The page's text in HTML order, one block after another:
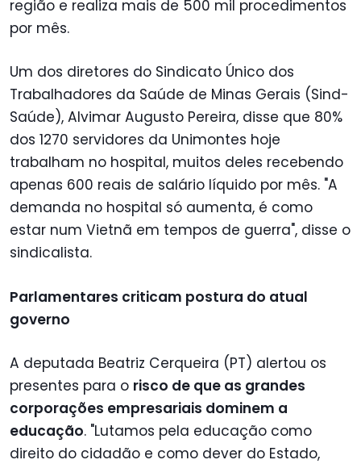
região e realiza mais de 500 mil procedimentos
por mês.
Um dos diretores do Sindicato Único dos
Trabalhadores da Saúde de Minas Gerais (Sind-
Saúde), Alvimar Augusto Pereira, disse que 80%
dos 1270 servidores da Unimontes hoje
trabalham no hospital, muitos deles recebendo
apenas 600 reais de salário líquido por mês. "A
demanda no hospital só aumenta, é como
estar num Vietnã em tempos de guerra", disse o
sindicalista.
Parlamentares criticam postura do atual
governo
A deputada Beatriz Cerqueira (PT) alertou os
presentes para o risco de que as grandes
corporações empresariais dominem a
educação. "Lutamos pela educação como
direito do cidadão e como dever do Estado,